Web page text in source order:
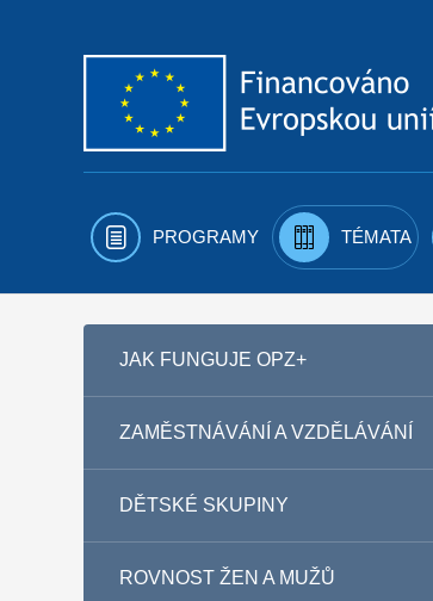
PROGRAMY TÉMATA
JAK FUNGUJE OPZ+
ZAMĚSTNÁVÁNÍ A VZDĚLÁVÁNÍ
DĚTSKÉ SKUPINY
ROVNOST ŽEN A MUŽŮ